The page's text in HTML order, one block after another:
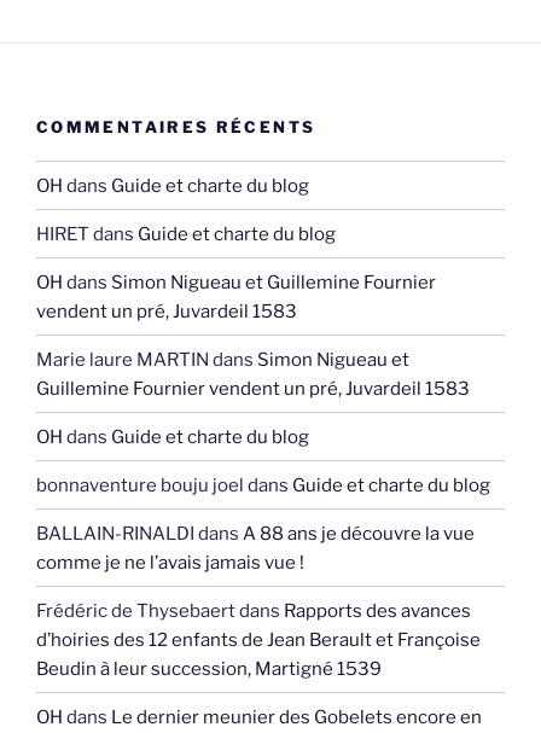
COMMENTAIRES RÉCENTS
OH dans Guide et charte du blog
HIRET dans Guide et charte du blog
OH dans Simon Nigueau et Guillemine Fournier
vendent un pré, Juvardeil 1583
Marie laure MARTIN dans Simon Nigueau et
Guillemine Fournier vendent un pré, Juvardeil 1583
OH dans Guide et charte du blog
bonnaventure bouju joel dans Guide et charte du blog
BALLAIN-RINALDI dans A 88 ans je découvre la vue
comme je ne l’avais jamais vue !
Frédéric de Thysebaertdans Rapports des avances
d’hoiries des 12 enfants de Jean Berault et Françoise
Beudin à leur succession, Martigné 1539
OH dans Le dernier meunier des Gobelets encore en